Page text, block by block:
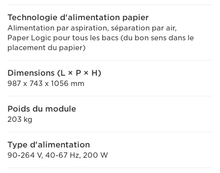
Technologie d'alimentation papier
Alimentation par aspiration, séparation par air,
Paper Logic pour tous les bacs (du bon sens dans le
placement du papier)
Dimensions (L × P × H)
987 x 743 x 1056 mm
Poids du module
203 kg
Type d'alimentation
90-264 V, 40-67 Hz, 200 W